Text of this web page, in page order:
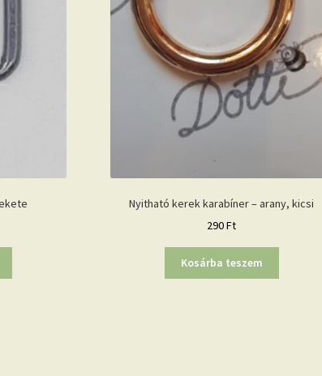
Nyitható kerek karabíner – arany, kicsi
290Ft
Kosárba teszem